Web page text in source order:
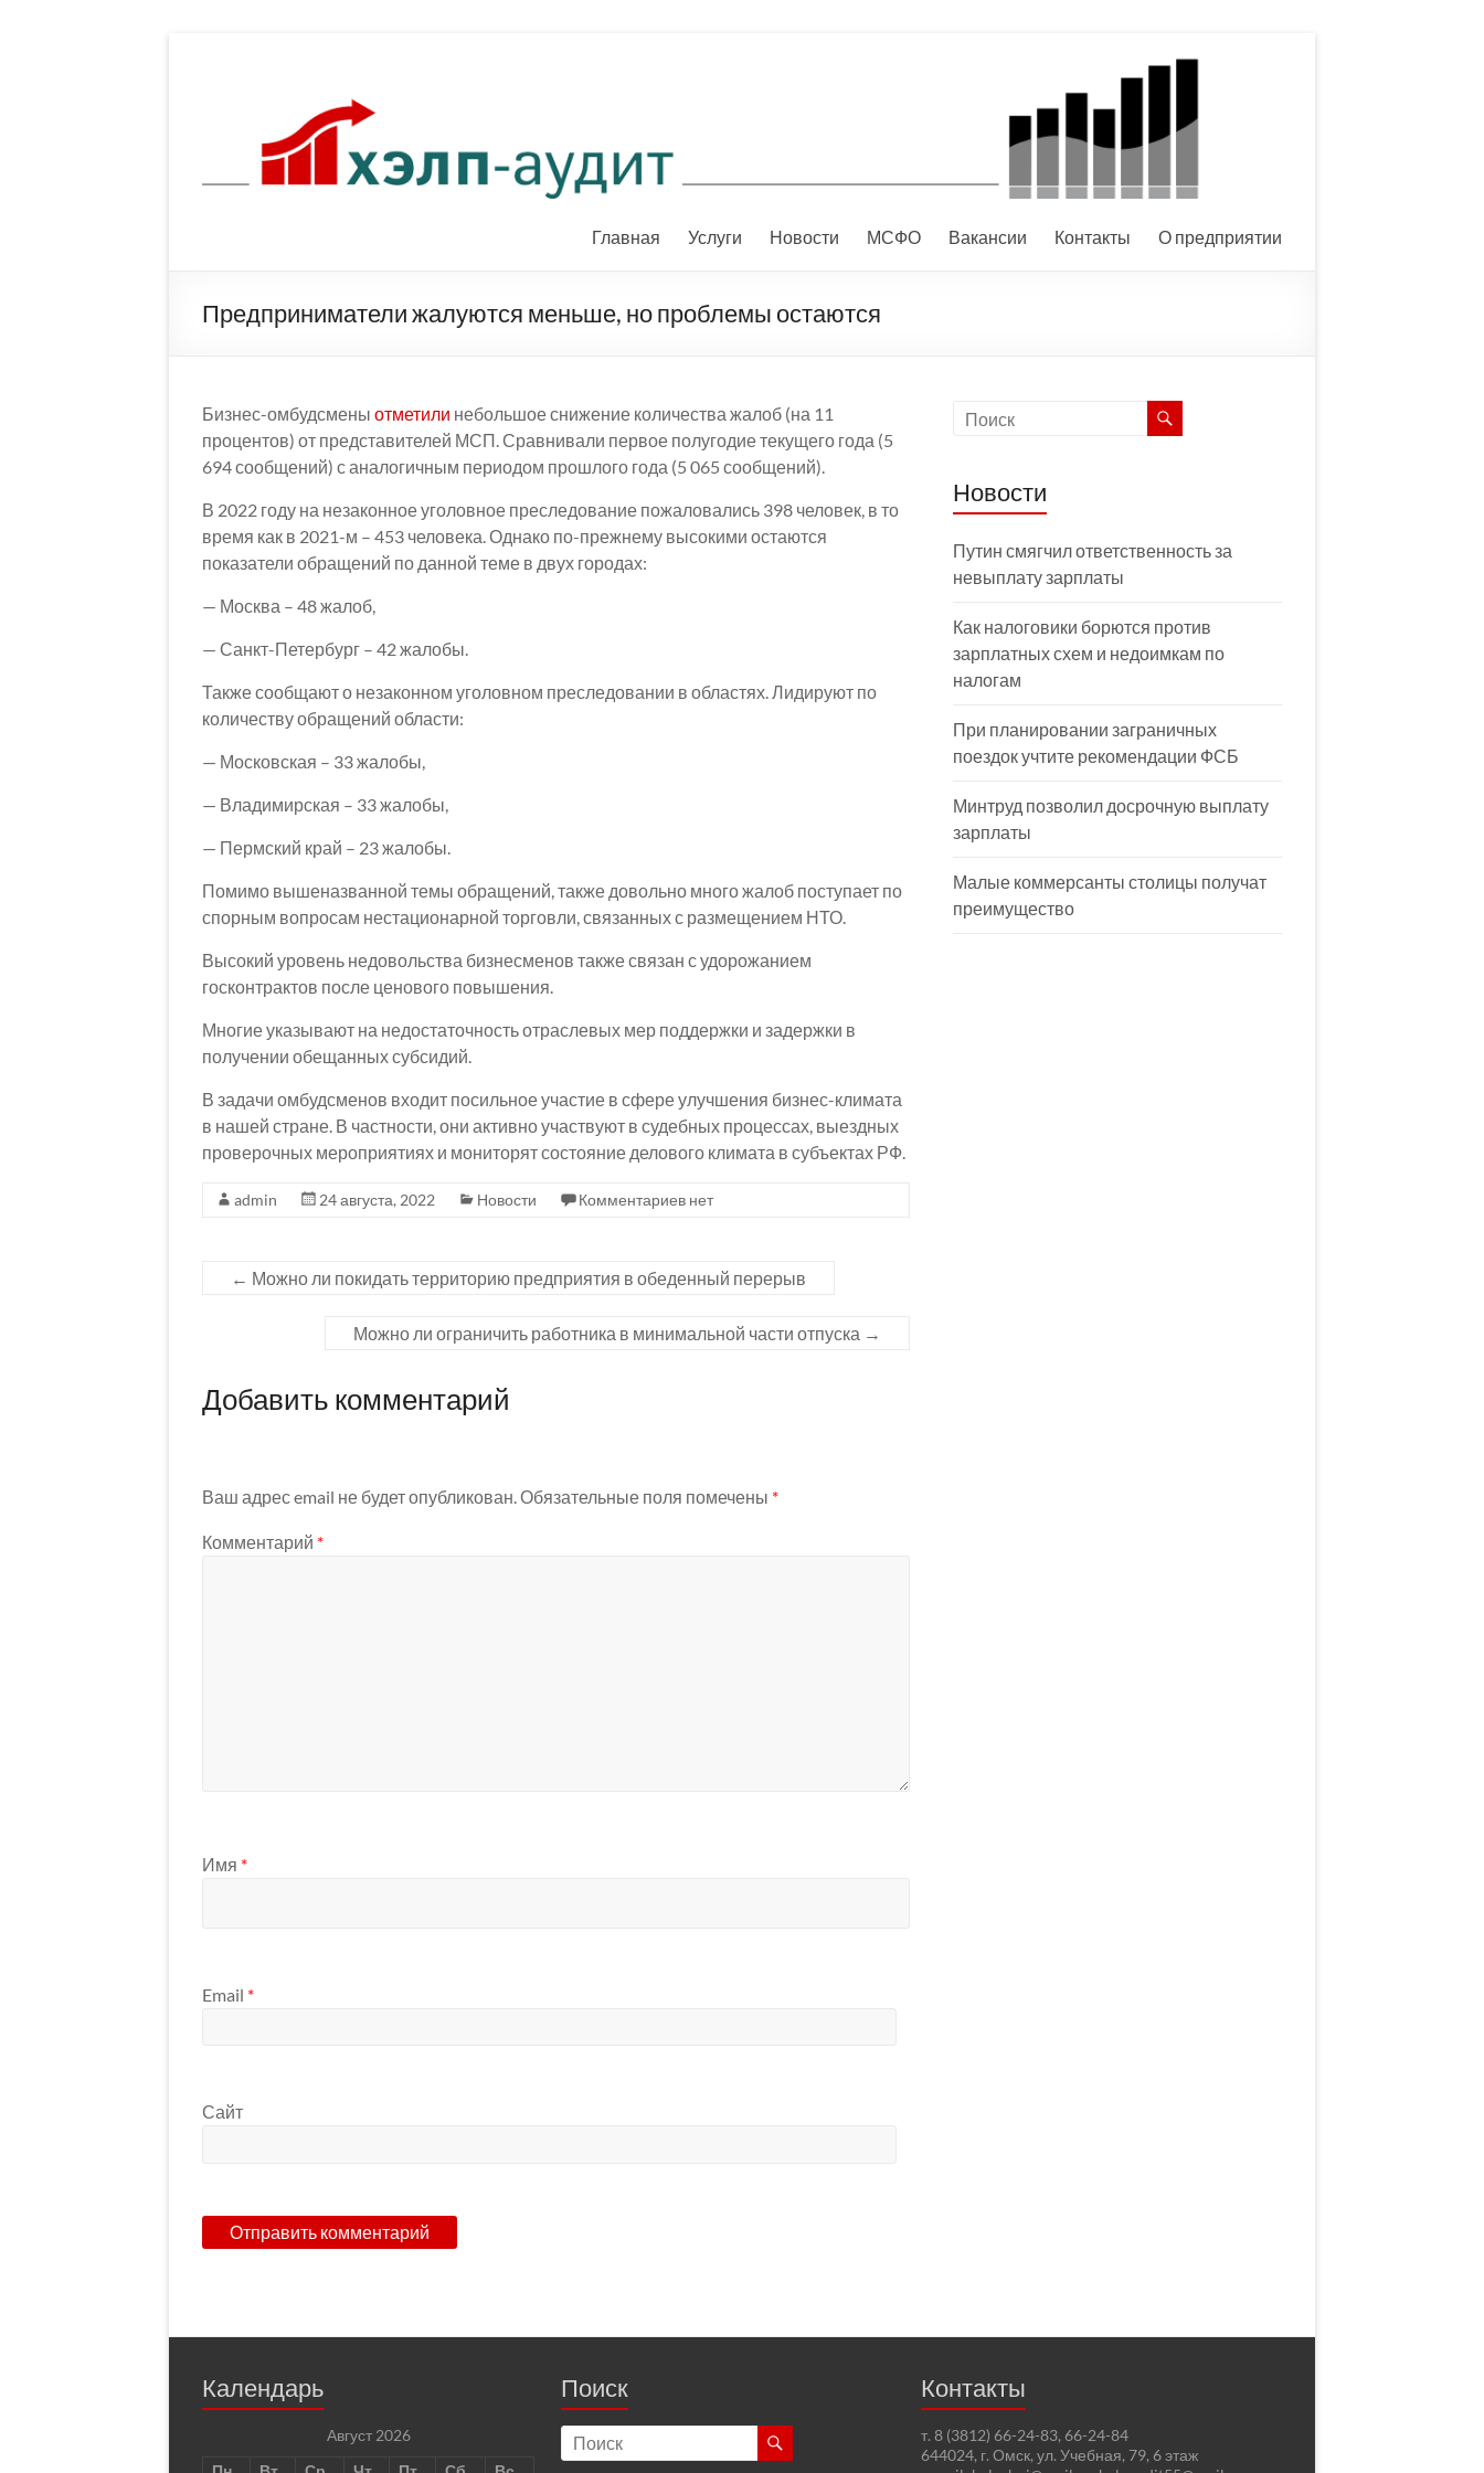
Главная Услуги Новости МСФО Вакансии Контакты О предприятии
Предприниматели жалуются меньше, но проблемы остаются
Бизнес-омбудсмены отметили небольшое снижение количества жалоб (на 11
процентов) от представителей МСП. Сравнивали первое полугодие текущего года (5
694 сообщений) с аналогичным периодом прошлого года (5 065 сообщений).
В 2022 году на незаконное уголовное преследование пожаловались 398 человек, в то
время как в 2021-м – 453 человека. Однако по-прежнему высокими остаются
показатели обращений по данной теме в двух городах:
— Москва – 48 жалоб,
— Санкт-Петербург – 42 жалобы.
Также сообщают о незаконном уголовном преследовании в областях. Лидируют по
количеству обращений области:
— Московская – 33 жалобы,
— Владимирская – 33 жалобы,
— Пермский край – 23 жалобы.
Помимо вышеназванной темы обращений, также довольно много жалоб поступает по
спорным вопросам нестационарной торговли, связанных с размещением НТО.
Высокий уровень недовольства бизнесменов также связан с удорожанием
госконтрактов после ценового повышения.
Многие указывают на недостаточность отраслевых мер поддержки и задержки в
получении обещанных субсидий.
В задачи омбудсменов входит посильное участие в сфере улучшения бизнес-климата
в нашей стране. В частности, они активно участвуют в судебных процессах, выездных
проверочных мероприятиях и мониторят состояние делового климата в субъектах РФ.
admin 24 августа, 2022 Новости Комментариев нет
← Можно ли покидать территорию предприятия в обеденный перерыв
Можно ли ограничить работника в минимальной части отпуска →
Добавить комментарий
Ваш адрес email не будет опубликован. Обязательные поля помечены *
Комментарий *
Имя *
Email *
Сайт
Новости
Путин смягчил ответственность за
невыплату зарплаты
Как налоговики борются против
зарплатных схем и недоимкам по
налогам
При планировании заграничных
поездок учтите рекомендации ФСБ
Минтруд позволил досрочную выплату
зарплаты
Малые коммерсанты столицы получат
преимущество
Календарь
Август 2026
Поиск Контакты
т. 8 (3812) 66-24-83, 66-24-84
644024, г. Омск, ул. Учебная, 79, 6 этаж